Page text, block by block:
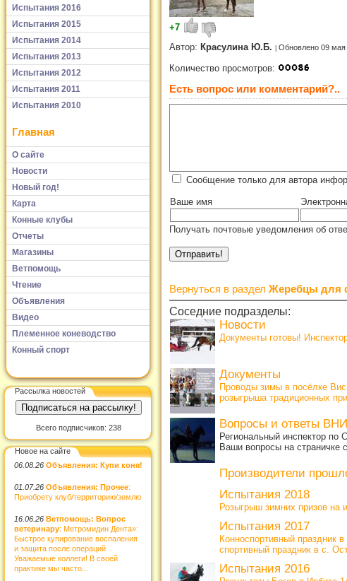
Испытания 2016
Испытания 2015
Испытания 2014
Испытания 2013
Испытания 2012
Испытания 2011
Испытания 2010
Главная
О сайте
Новости
Новый год!
Карта
Конные клубы
Отчеты
Магазины
Ветпомощь
Чтение
Объявления
Видео
Племенное коневодство
Конный спорт
Рассылка новостей
Всего подписчиков: 238
Новое на сайте
06.08.26 Объявления: Купи коня!
01.07.26 Объявления: Прочее:
Приобрету клуб/территорию/землю
16.06.26 Ветпомощь: Вопрос
ветеринару: Метромидин Дента»:
Быстрое купирование воспаления
и защита после операций
Уважаемые коллеги! В своей
практике мы часто...
+7
Автор: Красулина Ю.Б. Обновлено 09 мая
Количество просмотров:
Есть вопрос или комментарий?..
Сообщение только для автора
Ваше имя
Получать почтовые уведомления об
Вернуться в раздел Жеребцы для
Соседние подразделы:
Новости
Документы готовы!
Документы
Проводы зимы в посёлке
розыгрыша традиционных
Вопросы и ответы
Региональный инспектор по
Ваши вопросы на
Производители
Испытания 2018
Розыгрыш зимних призов на
Испытания 2017
Конноспортивный праздник
спортивный праздник в с.
Испытания 2016